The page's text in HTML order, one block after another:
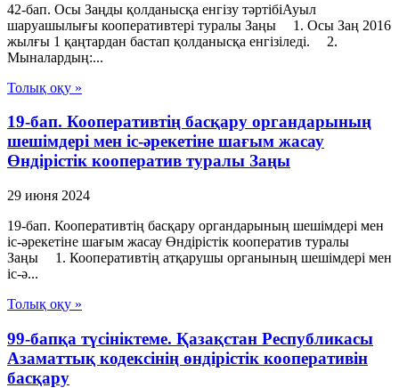
42-бап. Осы Заңды қолданысқа енгізу тәртібіАуыл
шаруашылығы кооперативтері туралы Заңы 1. Осы Заң 2016
жылғы 1 қаңтардан бастап қолданысқа енгізіледі. 2.
Мыналардың:...
Толық оқу »
19-бап. Кооперативтiң басқару органдарының
шешiмдерi мен iс-әрекетiне шағым жасау
Өндiрiстiк кооператив туралы Заңы
29 июня 2024
19-бап. Кооперативтiң басқару органдарының шешiмдерi мен
iс-әрекетiне шағым жасау Өндiрiстiк кооператив туралы
Заңы 1. Кооперативтiң атқарушы органының шешiмдерi мен
iс-ә...
Толық оқу »
99-бапқа түсініктеме. Қазақстан Республикасы
Азаматтық кодексінің өндірістік кооперативін
басқару